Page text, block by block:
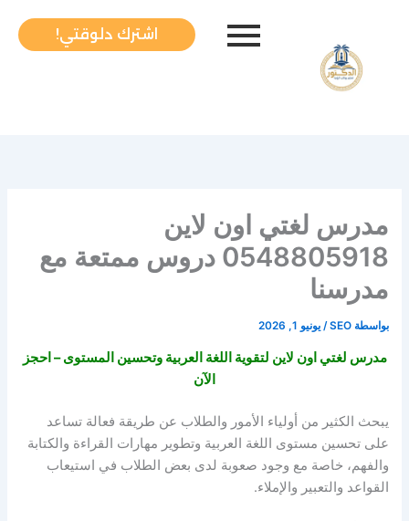
اشترك دلوقتي!
مدرس لغتي اون لاين
0548805918 دروس ممتعة مع
مدرسنا
بواسطة SEO
/يونيو 1, 2026
مدرس لغتي اون لاين لتقوية اللغة العربية وتحسين المستوى – احجز
الآن
يبحث الكثير من أولياء الأمور والطلاب عن طريقة فعالة تساعد
على تحسين مستوى اللغة العربية وتطوير مهارات القراءة والكتابة
والفهم، خاصة مع وجود صعوبة لدى بعض الطلاب في استيعاب
القواعد والتعبير والإملاء.